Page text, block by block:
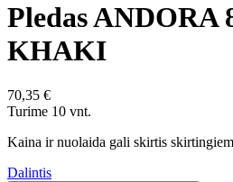
Pledas ANDORA
KHAKI
70,35 €
Turime 10 vnt.
Kaina ir nuolaida gali skirtis
Dalintis